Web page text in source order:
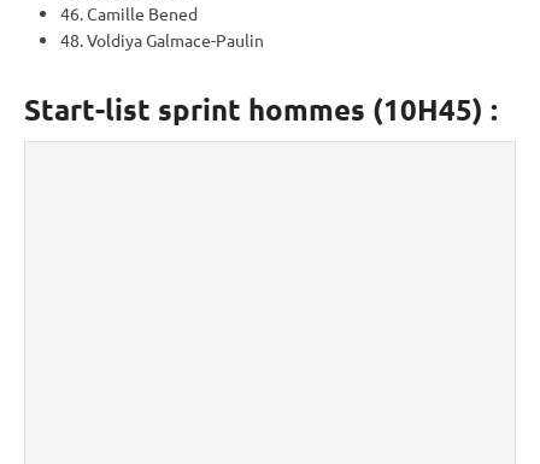
46. Camille Bened
48. Voldiya Galmace-Paulin
Start-list sprint hommes (10H45) :